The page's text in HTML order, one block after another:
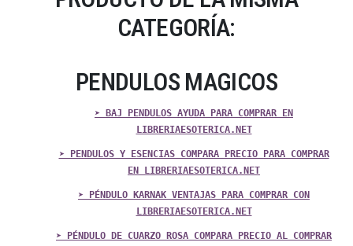
CATEGORÍA:
PENDULOS MAGICOS
➤ BAJ PENDULOS AYUDA PARA COMPRAR EN
LIBRERIAESOTERICA.NET
➤ PENDULOS Y ESENCIAS COMPARA PRECIO PARA COMPRAR
EN LIBRERIAESOTERICA.NET
➤ PÉNDULO KARNAK VENTAJAS PARA COMPRAR CON
LIBRERIAESOTERICA.NET
➤ PÉNDULO DE CUARZO ROSA COMPARA PRECIO AL COMPRAR